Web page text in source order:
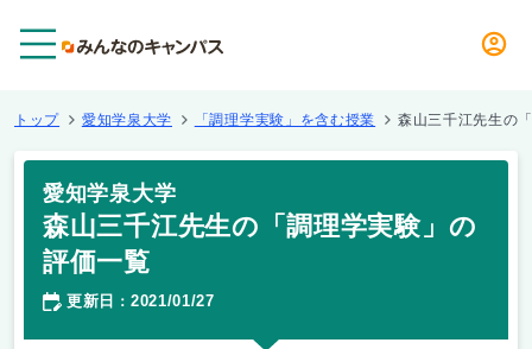
トップ 愛知学泉大学 「調理学実験」を含む授業 森山三千江先生の
愛知学泉大学
森山三千江先生の「調理学実験」の
評価一覧
更新日 ： 2021/01/27